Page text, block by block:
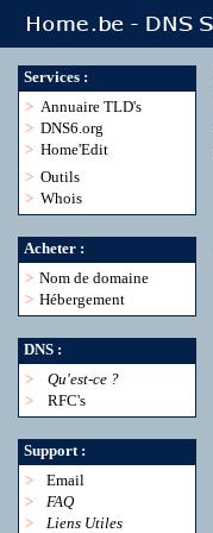
Services :
> Annuaire TLD's
> DNS6.org
> Home'Edit
> Outils
> Whois
Acheter :
> Nom de domaine
> Hébergement
DNS :
>
Qu'est-ce ?
>
RFC's
Support :
>
Email
>
FAQ
>
Liens Utiles